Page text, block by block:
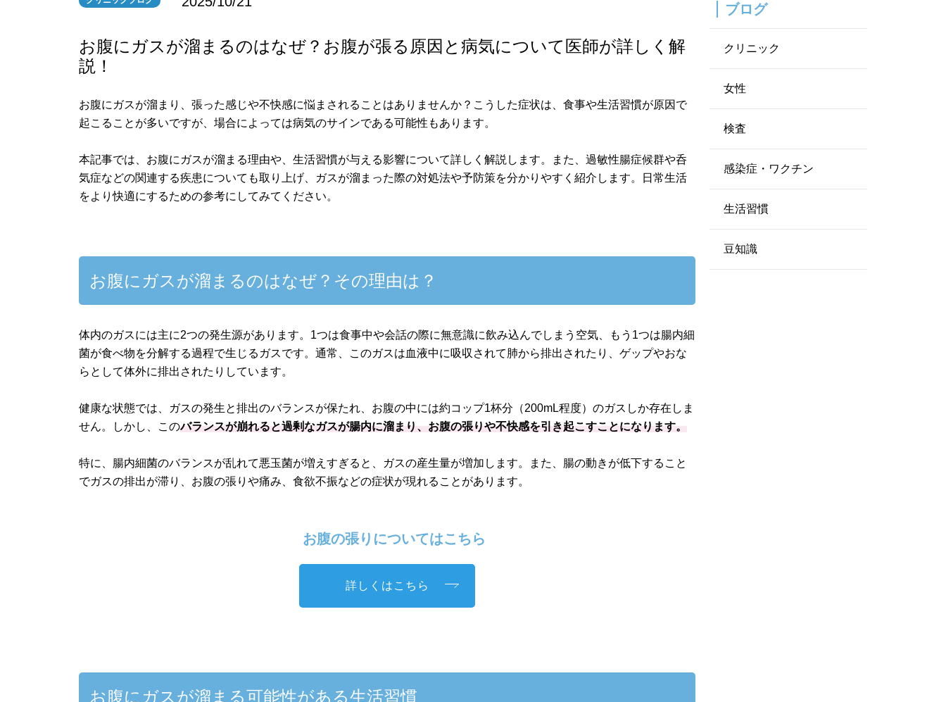
お腹にガスが溜まるのはなぜ？お腹が張る原因と病気について医師が詳しく解
説！
お腹にガスが溜まり、張った感じや不快感に悩まされることはありませんか？こうした症状は、食事や生活習慣が原因で
起こることが多いですが、場合によっては病気のサインである可能性もあります。
本記事では、お腹にガスが溜まる理由や、生活習慣が与える影響について詳しく解説します。また、過敏性腸症候群や呑
気症などの関連する疾患についても取り上げ、ガスが溜まった際の対処法や予防策を分かりやすく紹介します。日常生活
をより快適にするための参考にしてみてください。
お腹にガスが溜まるのはなぜ？その理由は？
体内のガスには主に2つの発生源があります。1つは食事中や会話の際に無意識に飲み込んでしまう空気、もう1つは腸内細
菌が食べ物を分解する過程で生じるガスです。通常、このガスは血液中に吸収されて肺から排出されたり、ゲップやおな
らとして体外に排出されたりしています。
健康な状態では、ガスの発生と排出のバランスが保たれ、お腹の中には約コップ1杯分（200mL程度）のガスしか存在しま
せん。しかし、このバランスが崩れると過剰なガスが腸内に溜まり、お腹の張りや不快感を引き起こすことになります。
特に、腸内細菌のバランスが乱れて悪玉菌が増えすぎると、ガスの産生量が増加します。また、腸の動きが低下すること
でガスの排出が滞り、お腹の張りや痛み、食欲不振などの症状が現れることがあります。
お腹の張りについてはこちら
詳しくはこちら
お腹にガスが溜まる可能性がある生活習慣
ブログ
クリニック
女性
検査
感染症・ワクチン
生活習慣
豆知識